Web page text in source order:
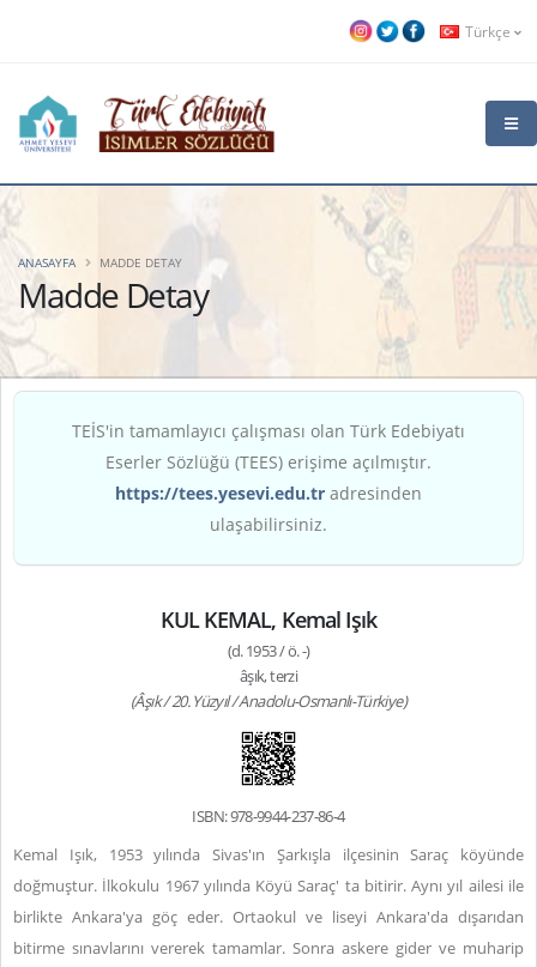
Türkçe
Madde Detay
ANASAYFA MADDE DETAY
TEİS'in tamamlayıcı çalışması olan Türk Edebiyatı
Eserler Sözlüğü (TEES) erişime açılmıştır.
https://tees.yesevi.edu.tr adresinden
ulaşabilirsiniz.
KUL KEMAL, Kemal Işık
(d. 1953 / ö. -)
âşık, terzi
(Âşık / 20. Yüzyıl / Anadolu-Osmanlı-Türkiye)
ISBN: 978-9944-237-86-4
Kemal Işık, 1953 yılında Sivas'ın Şarkışla ilçesinin Saraç köyünde
doğmuştur. İlkokulu 1967 yılında Köyü Saraç' ta bitirir. Aynı yıl ailesi ile
birlikte Ankara'ya göç eder. Ortaokul ve liseyi Ankara'da dışarıdan
bitirme sınavlarını vererek tamamlar. Sonra askere gider ve muharip